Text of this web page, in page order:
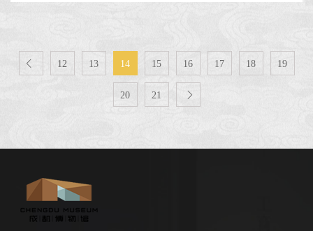
 12 13 14 15 16 17 18 19
20 21 